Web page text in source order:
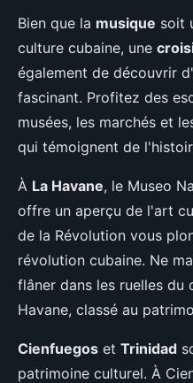
Bien que la musique soit
culture cubaine, une
également de découvrir
fascinant. Profitez des
musées, les marchés et
qui témoignent de
À La Havane, le Museo
offre un aperçu de l'art
de la Révolution vous
révolution cubaine. Ne
flâner dans les ruelles du
Havane, classé au
Cienfuegos et Trinidad
patrimoine culturel. À